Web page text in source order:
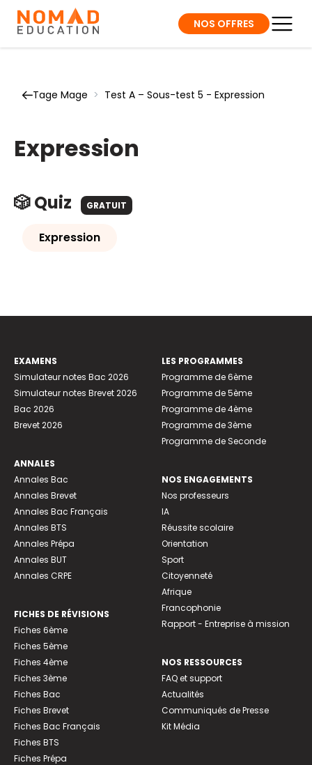
NOS OFFRES
Tage Mage > Test A – Sous-test 5 - Expression
Expression
🎲 Quiz GRATUIT
Expression
EXAMENS
Simulateur notes Bac 2026
Simulateur notes Brevet 2026
Bac 2026
Brevet 2026
ANNALES
Annales Bac
Annales Brevet
Annales Bac Français
Annales BTS
Annales Prépa
Annales BUT
Annales CRPE
FICHES DE RÉVISIONS
Fiches 6ème
Fiches 5ème
Fiches 4ème
Fiches 3ème
Fiches Bac
Fiches Brevet
Fiches Bac Français
Fiches BTS
Fiches Prépa
LES PROGRAMMES
Programme de 6ème
Programme de 5ème
Programme de 4ème
Programme de 3ème
Programme de Seconde
NOS ENGAGEMENTS
Nos professeurs
IA
Réussite scolaire
Orientation
Sport
Citoyenneté
Afrique
Francophonie
Rapport - Entreprise à mission
NOS RESSOURCES
FAQ et support
Actualités
Communiqués de Presse
Kit Média